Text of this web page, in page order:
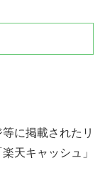
に掲載されたリ
天キャッシュ」